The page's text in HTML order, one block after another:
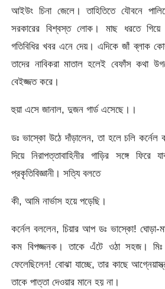
আইউং চিনা জেলে। তাহিতিতে যৌবনে
সরকারের বিশ্বস্ত লোক। মাছ ধরতে গিয়ে
গতিবিধির খবর এনে দেয়। এদিকে জাঁ ব্লাক
তাদের নাবিকরা মাতাল হলেই বেফাঁস কথা
বেইজ্জত করে।
হুয়া এসে জানাল, দুজন গার্ড এসেছে।।
ডঃ ভাস্কো উঠে দাঁড়ালেন, তা হলে চলি কর্নেল
দিয়ে নিরাপত্তাবাহিনীর গাড়ির সঙ্গে
প্রকৃতিবিজ্ঞানী। সত্যি বলতে
কী, আমি নার্ভাস হয়ে পড়েছি।
কর্নেল বললেন, চিয়ার আপ ডঃ ভাস্কো! ঘোড়া-
কম বিপজ্জনক। তাকে এঁটে ওঠা সহজ। মিঃ
ফেলেছিলেন! বোঝা যাচ্ছে, তার কাছে
তাকে পাত্তা দেওয়ার মানে হয় না।